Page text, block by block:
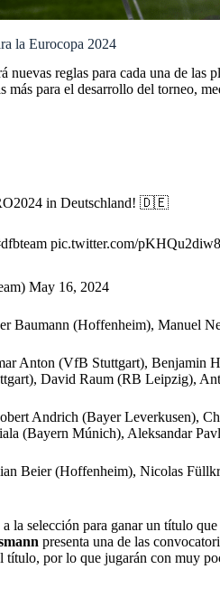
la Eurocopa 2024
nuevas reglas para cada una de
más para el desarrollo del torneo,
in Deutschland! 🇩🇪
pic.twitter.com/pKHQu2diw8
May 16, 2024
Baumann (Hoffenheim), Manuel
Anton (VfB Stuttgart), Benjamin
David Raum (RB Leipzig),
Andrich (Bayer Leverkusen),
(Bayern Múnich), Aleksandar
Beier (Hoffenheim), Nicolas
la selección para ganar un título
presenta una de las
título, por lo que jugarán con muy